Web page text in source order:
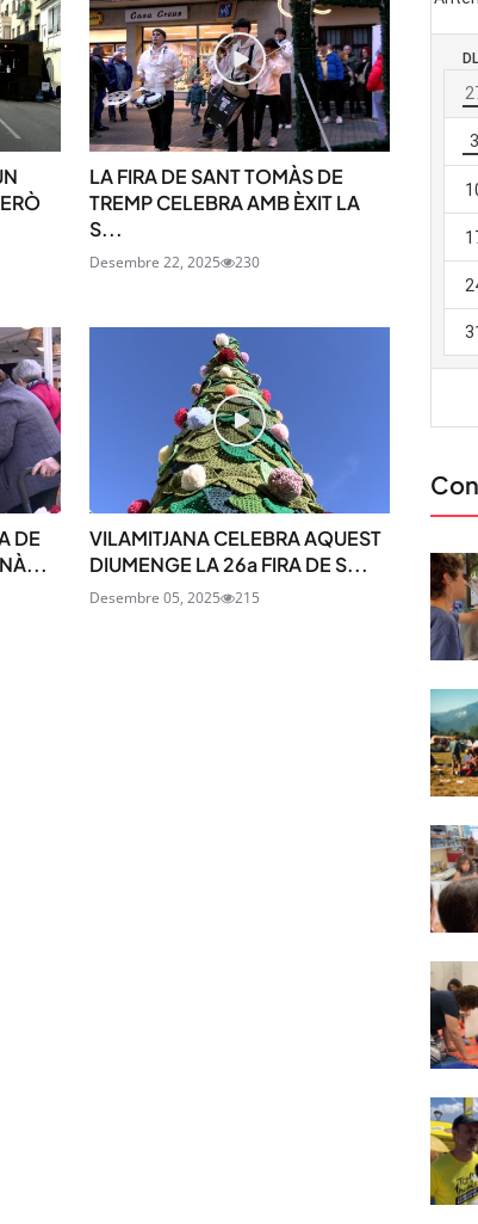
LA FIRA DE SANT TOMÀS DE
TREMP CELEBRA AMB ÈXIT LA
S...
Desembre 22, 2025 230
DE
VILAMITJANA CELEBRA AQUEST
DIUMENGE LA 26a FIRA DE S...
Desembre 05, 2025 215
Uneix-te al nostre
Tota l’actualitat, seleccionada i enviada
directament al teu correu. Subscriu-te al
butlletí i segueix la informació que
SUBSCRIU-TE